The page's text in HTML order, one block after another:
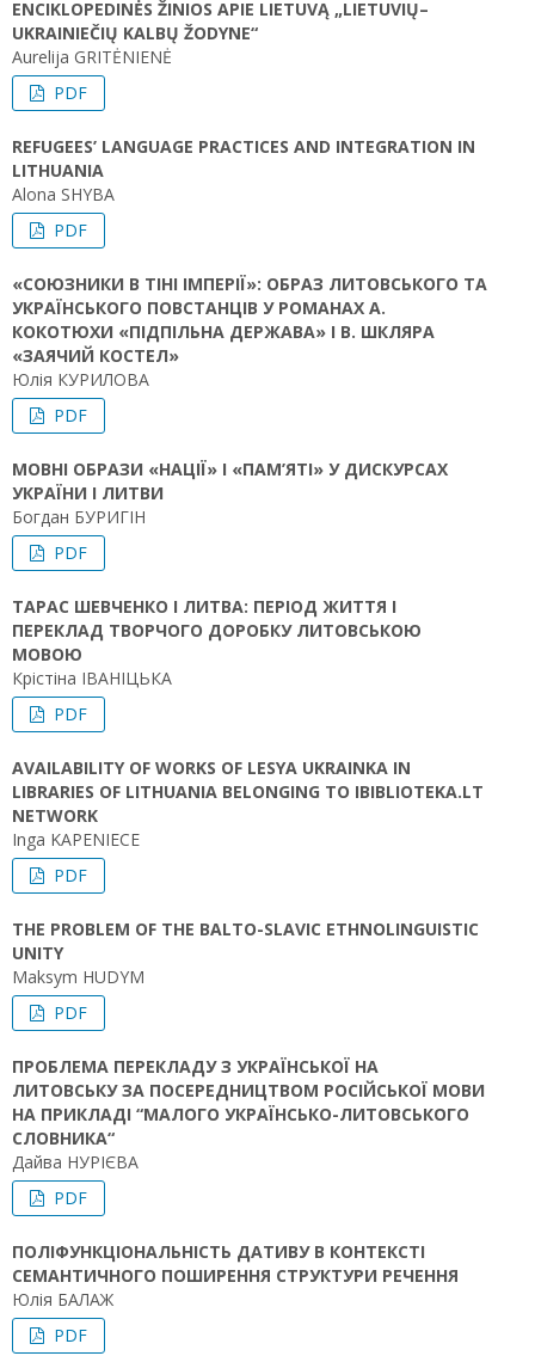
ENCIKLOPEDINĖS ŽINIOS APIE LIETUVĄ „LIETUVIŲ–
UKRAINIEČIŲ KALBŲ ŽODYNE“
Aurelija GRITĖNIENĖ
PDF
REFUGEES’ LANGUAGE PRACTICES AND INTEGRATION IN
LITHUANIA
Alona SHYBA
PDF
«СОЮЗНИКИ В ТІНІ ІМПЕРІЇ»: ОБРАЗ ЛИТОВСЬКОГО ТА
УКРАЇНСЬКОГО ПОВСТАНЦІВ У РОМАНАХ А.
КОКОТЮХИ «ПІДПІЛЬНА ДЕРЖАВА» І В. ШКЛЯРА
«ЗАЯЧИЙ КОСТЕЛ»
Юлія КУРИЛОВА
PDF
МОВНІ ОБРАЗИ «НАЦІЇ» І «ПАМ’ЯТІ» У ДИСКУРСАХ
УКРАЇНИ І ЛИТВИ
Богдан БУРИГІН
PDF
ТАРАС ШЕВЧЕНКО І ЛИТВА: ПЕРІОД ЖИТТЯ І
ПЕРЕКЛАД ТВОРЧОГО ДОРОБКУ ЛИТОВСЬКОЮ
МОВОЮ
Крістіна ІВАНІЦЬКА
PDF
AVAILABILITY OF WORKS OF LESYA UKRAINKA IN
LIBRARIES OF LITHUANIA BELONGING TO IBIBLIOTEKA.LT
NETWORK
Inga KAPENIECE
PDF
THE PROBLEM OF THE BALTO-SLAVIC ETHNOLINGUISTIC
UNITY
Maksym HUDYM
PDF
ПРОБЛЕМА ПЕРЕКЛАДУ З УКРАЇНСЬКОЇ НА
ЛИТОВСЬКУ ЗА ПОСЕРЕДНИЦТВОМ РОСІЙСЬКОЇ МОВИ
НА ПРИКЛАДІ “МАЛОГО УКРАЇНСЬКО-ЛИТОВСЬКОГО
СЛОВНИКА“
Дайва НУРІЄВА
PDF
ПОЛІФУНКЦІОНАЛЬНІСТЬ ДАТИВУ В КОНТЕКСТІ
СЕМАНТИЧНОГО ПОШИРЕННЯ СТРУКТУРИ РЕЧЕННЯ
Юлія БАЛАЖ
PDF